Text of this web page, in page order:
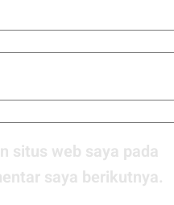
situs web saya pada
saya berikutnya.